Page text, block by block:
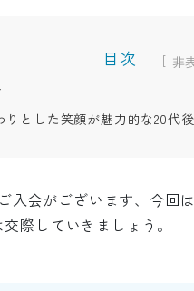
目次 [
とした笑顔が魅力的な20代
入会がございます、今回
際していきましょう。